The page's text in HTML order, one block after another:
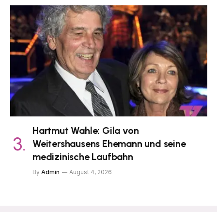
Hartmut Wahle: Gila von
Weitershausens Ehemann und seine
medizinische Laufbahn
By Admin August 4, 2026